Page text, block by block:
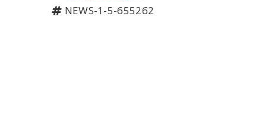
NEWS-1-5-655262